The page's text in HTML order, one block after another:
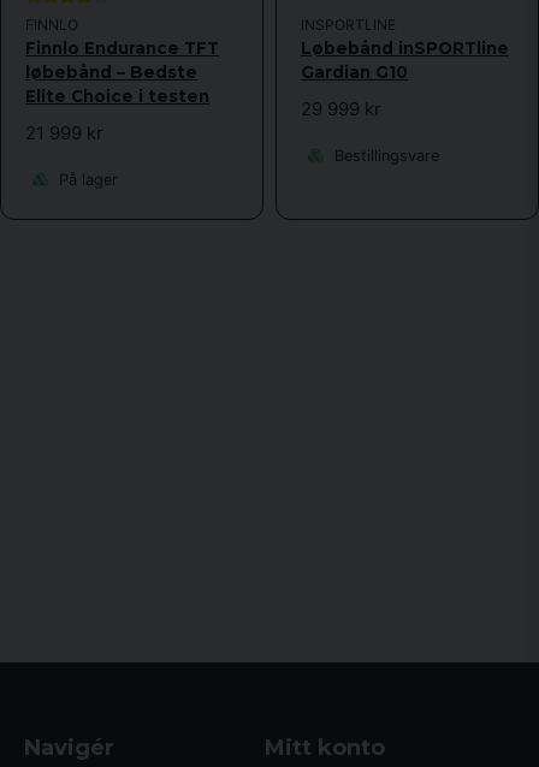
FINNLO
Finnlo Endurance TFT
løbebånd – Bedste
Elite Choice i testen
21 999 kr
På lager
INSPORTLINE
Løbebånd inSPORTline
Gardian G10
29 999 kr
Bestillingsvare
Navigér Mitt konto